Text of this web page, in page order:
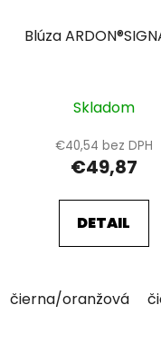
Blúza
Skladom
€40,54 bez DPH
€49,87
DETAIL
čierna/oranžová